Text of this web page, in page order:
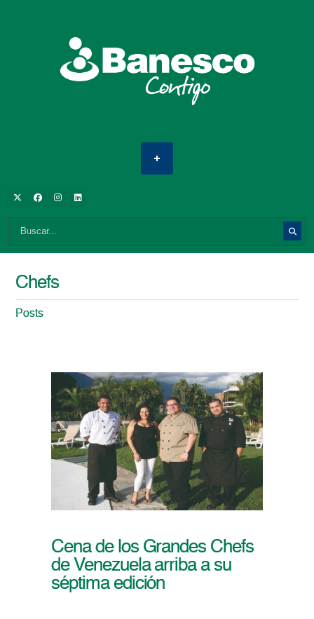
Chefs
Posts
Cena de los Grandes Chefs
de Venezuela arriba a su
séptima edición